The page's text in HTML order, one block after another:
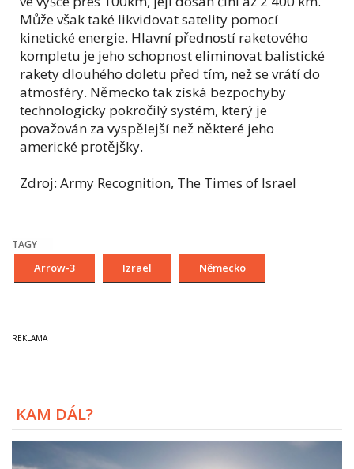
Může však také likvidovat satelity pomocí
kinetické energie. Hlavní předností raketového
kompletu je jeho schopnost eliminovat balistické
rakety dlouhého doletu před tím, než se vrátí do
atmosféry. Německo tak získá bezpochyby
technologicky pokročilý systém, který je
považován za vyspělejší než některé jeho
americké protějšky.
Zdroj: Army Recognition, The Times of Israel
TAGY
Arrow-3 Izrael Německo
KAM DÁL?